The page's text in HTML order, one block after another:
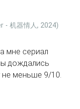
- 机器情人, 2024)
мне сериал
дождались
не меньше 9/10.